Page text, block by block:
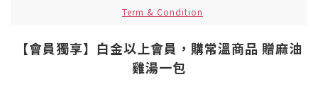
Term & Condition
【會員獨享】白金以上會員，購常溫商品 贈麻油
雞湯一包